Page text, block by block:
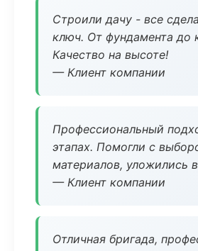
Строили дачу - все
ключ. От фундамента до
Качество на высоте!
— Клиент компании
Профессиональный
этапах. Помогли с
материалов, уложились
— Клиент компании
Отличная бригада,